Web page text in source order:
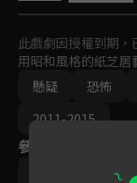
此戲劇因授權到期，
用昭和風格的紙芝居
懸疑
恐怖
2011-2015
參與演員